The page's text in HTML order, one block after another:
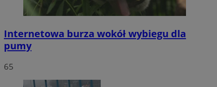
Internetowa burza wokół wybiegu dla
pumy
65